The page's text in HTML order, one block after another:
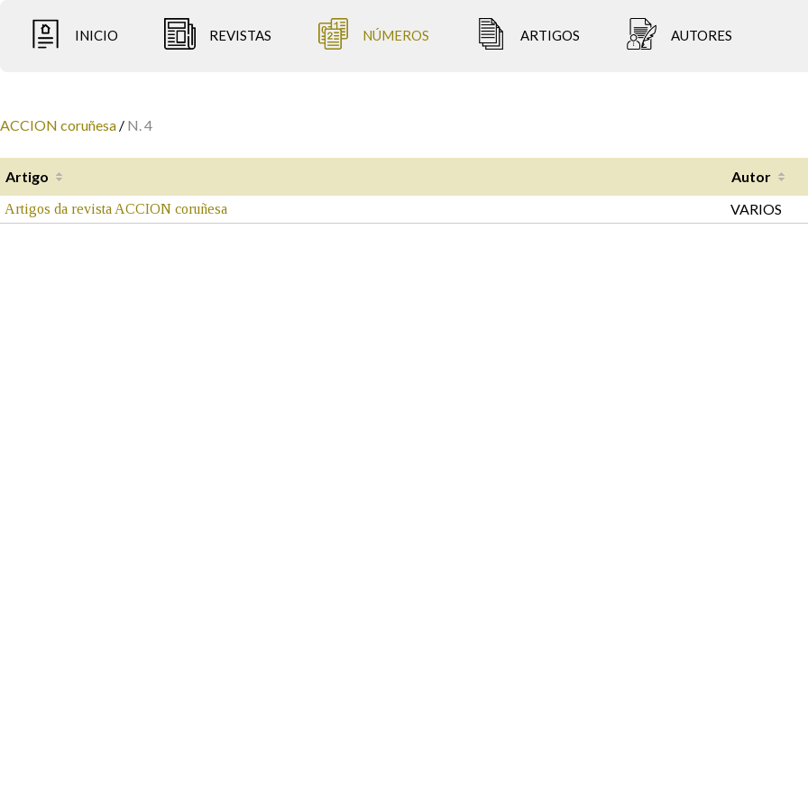
INICIO REVISTAS NÚMEROS ARTIGOS AUTORES
ACCION coruñesa / N. 4
Artigo Autor
Artigos da revista ACCION coruñesa VARIOS